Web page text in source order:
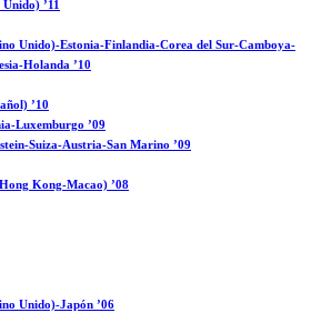
’11
Unido)-Estonia-Finlandia-Corea del Sur-Camboya-
Holanda ’10
’10
Luxemburgo ’09
Suiza-Austria-San Marino ’09
Kong-Macao) ’08
Unido)-Japón ’06